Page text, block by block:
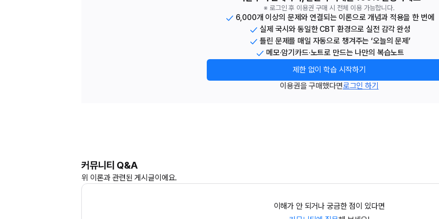
※ 로그인 후 이용권 구매 시 전체 이용 가능합니다.
6,000개 이상의 문제와 연결되는 이론으로 개념과 적용을 한 번에
실제 국시와 동일한 CBT 환경으로 실전 감각 완성
틀린 문제를 매일 자동으로 챙겨주는 ‘오늘의 문제’
메모·암기카드·노트로 만드는 나만의 복습노트
제한 없이 학습 시작하기
이용권을 구매했다면로그인 하기
커뮤니티 Q&A
위 이론과 관련된 게시글이에요.
이해가 안 되거나 궁금한 점이 있다면